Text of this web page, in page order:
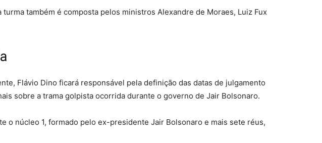
turma também é composta pelos ministros Alexandre de Moraes, Luiz Fux
Flávio Dino ficará responsável pela definição das datas de julgamento
sobre a trama golpista ocorrida durante o governo de Jair Bolsonaro.
o núcleo 1, formado pelo ex-presidente Jair Bolsonaro e mais sete réus,